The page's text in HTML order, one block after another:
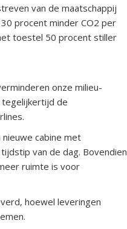
van de maatschappij
procent minder CO2 per
toestel 50 procent stiller
onze milieu-
tegelijkertijd de
cabine met
van de dag. Bovendien
ruimte is voor
hoewel leveringen